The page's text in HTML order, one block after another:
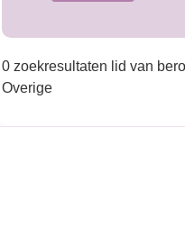
0 zoekresultaten lid van
Overige